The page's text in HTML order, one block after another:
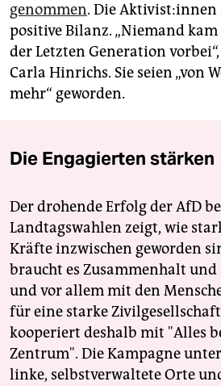
genommen. Die Ak­ti­vis­t:in­nen
positive Bilanz. „Niemand
der Letzten Generation
Carla Hinrichs. Sie seien „von
mehr“ geworden.
Die Engagierten stärken
Der drohende Erfolg der AfD
Landtagswahlen zeigt, wie
Kräfte inzwischen geworden
braucht es Zusammenhalt
und vor allem mit den
für eine starke
kooperiert deshalb mit "Alles
Zentrum". Die Kampagne
linke, selbstverwaltete Orte